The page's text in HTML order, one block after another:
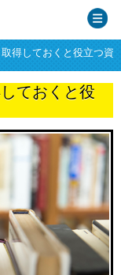
得しておくと役立つ資
ておくと役